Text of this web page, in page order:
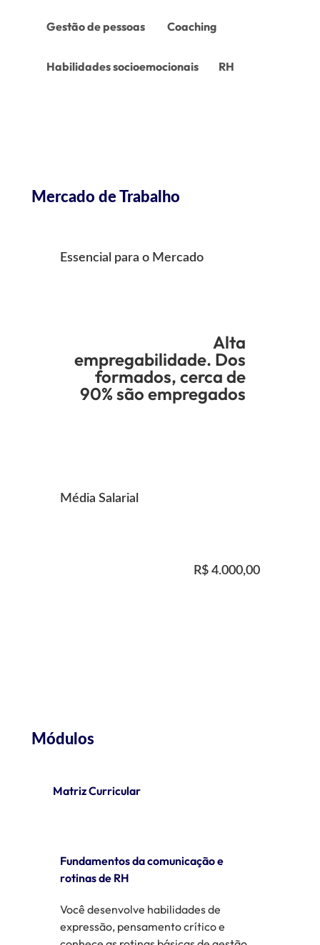
Gestão de pessoas Coaching
Habilidades socioemocionais RH
Mercado de Trabalho
Essencial para o Mercado
Alta
empregabilidade. Dos
formados, cerca de
90% são empregados
Média Salarial
R$ 4.000,00
Módulos
Matriz Curricular
Fundamentos da comunicação e
rotinas de RH
Você desenvolve habilidades de
expressão, pensamento crítico e